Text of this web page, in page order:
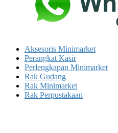
Aksesoris Minimarket
Perangkat Kasir
Perlengkapan Minimarket
Rak Gudang
Rak Minimarket
Rak Perpustakaan